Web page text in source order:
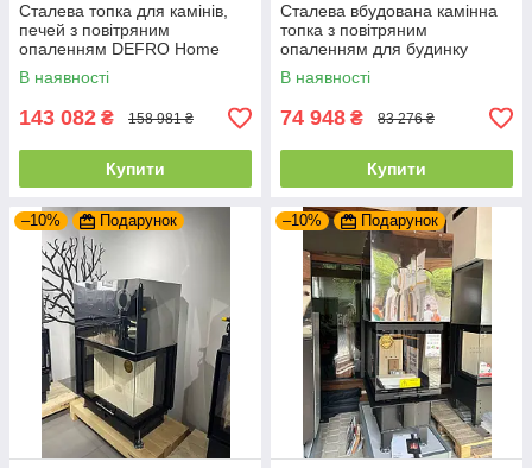
Сталева топка для камінів,
печей з повітряним
опаленням DEFRO Home
INTRA SM G (чорний шамот)
з гільйотиною
В наявності
143 082 ₴ 158 981 ₴
Купити
Сталева вбудована камінна
топка з повітряним
опаленням для будинку
DEFRO HOME INTRA SLIM
SM (6 кВт)
В наявності
74 948 ₴ 83 276 ₴
Купити
–10% Подарунок –10% Подарунок